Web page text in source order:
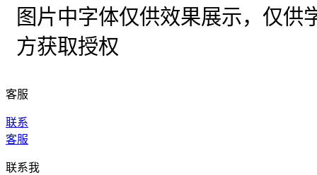
图片中字体仅供效果展示，仅供
方获取授权
客服
联系
客服
联系我